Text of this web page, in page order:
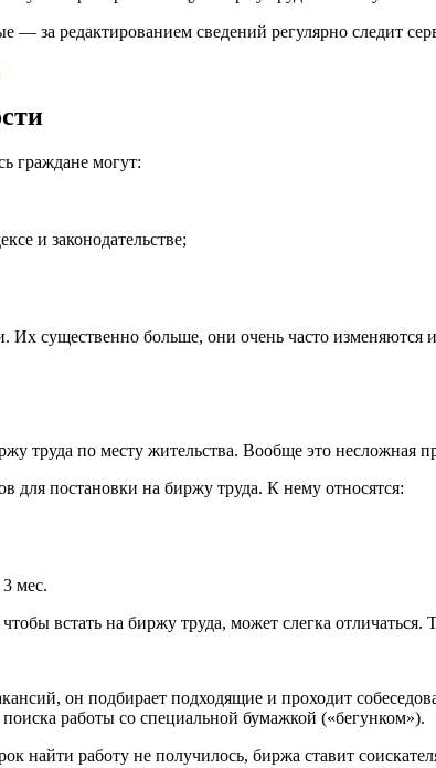
— за редактированием сведений регулярно следит
граждане могут:
и законодательстве;
Их существенно больше, они очень часто
труда по месту жительства. Вообще это несложная
для постановки на биржу труда. К нему относятся:
мес.
встать на биржу труда, может слегка
он подбирает подходящие и проходит
работы со специальной бумажкой («бегунком»).
найти работу не получилось, биржа ставит